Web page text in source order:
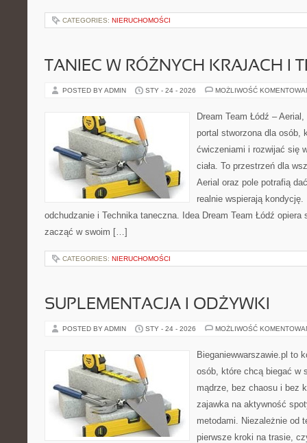
CATEGORIES: NIERUCHOMOŚCI
TANIEC W RÓŻNYCH KRAJACH I
POSTED BY ADMIN STY - 24 - 2026 MOŻLIWOŚĆ
Dream Team Łódź –
portal stworzona dla osób,
ćwiczeniami i rozwijać się
ciała. To przestrzeń dla
Aerial oraz pole potrafią
realnie wspierają
odchudzanie i Technika taneczna. Idea Dream Team Łódź
zacząć w swoim […]
CATEGORIES: NIERUCHOMOŚCI
SUPLEMENTACJA I ODŻYWKI
POSTED BY ADMIN STY - 24 - 2026 MOŻLIWOŚĆ
Bieganiewwarszawie.pl to
osób, które chcą biegać w
mądrze, bez chaosu i bez
zajawka na aktywność
metodami. Niezależnie od
pierwsze kroki na trasie,